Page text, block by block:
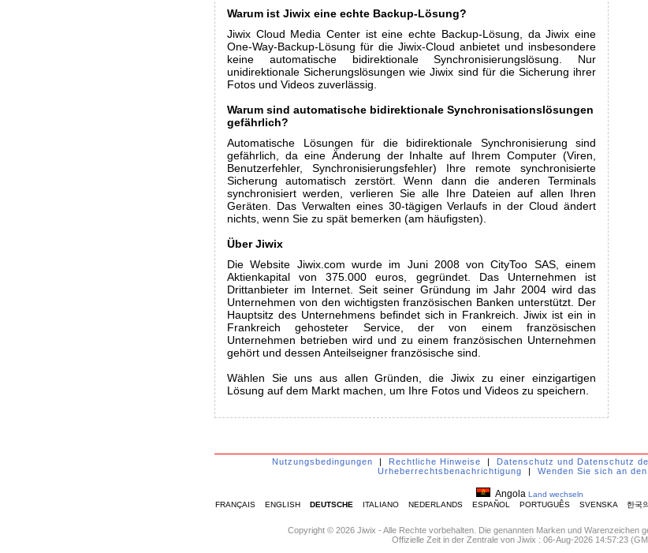
Warum ist Jiwix eine echte Backup-Lösung?
Jiwix Cloud Media Center ist eine echte Backup-Lösung, da Jiwix eine
One-Way-Backup-Lösung für die Jiwix-Cloud anbietet und insbesondere
keine automatische bidirektionale Synchronisierungslösung. Nur
unidirektionale Sicherungslösungen wie Jiwix sind für die Sicherung ihrer
Fotos und Videos zuverlässig.
Warum sind automatische bidirektionale Synchronisationslösungen
gefährlich?
Automatische Lösungen für die bidirektionale Synchronisierung sind
gefährlich, da eine Änderung der Inhalte auf Ihrem Computer (Viren,
Benutzerfehler, Synchronisierungsfehler) Ihre remote synchronisierte
Sicherung automatisch zerstört. Wenn dann die anderen Terminals
synchronisiert werden, verlieren Sie alle Ihre Dateien auf allen Ihren
Geräten. Das Verwalten eines 30-tägigen Verlaufs in der Cloud ändert
nichts, wenn Sie zu spät bemerken (am häufigsten).
Über Jiwix
Die Website Jiwix.com wurde im Juni 2008 von CityToo SAS, einem
Aktienkapital von 375.000 euros, gegründet. Das Unternehmen ist
Drittanbieter im Internet. Seit seiner Gründung im Jahr 2004 wird das
Unternehmen von den wichtigsten französischen Banken unterstützt. Der
Hauptsitz des Unternehmens befindet sich in Frankreich. Jiwix ist ein in
Frankreich gehosteter Service, der von einem französischen
Unternehmen betrieben wird und zu einem französischen Unternehmen
gehört und dessen Anteilseigner französische sind.
Wählen Sie uns aus allen Gründen, die Jiwix zu einer einzigartigen
Lösung auf dem Markt machen, um Ihre Fotos und Videos zu speichern.
Nutzungsbedingungen | Rechtliche Hinweise | Datenschutz und Datenschutz
Urheberrechtsbenachrichtigung | Wenden Sie sich an
Angola Land wechseln
FRANÇAIS
ENGLISH DEUTSCHE ITALIANO NEDERLANDS ESPAÑOL PORTUGUÊS SVENSKA 한국
Copyright © 2026 Jiwix - Alle Rechte vorbehalten. Die genannten Marken und Warenzeichen
Offizielle Zeit in der Zentrale von Jiwix : 06-Aug-2026 14:57:23